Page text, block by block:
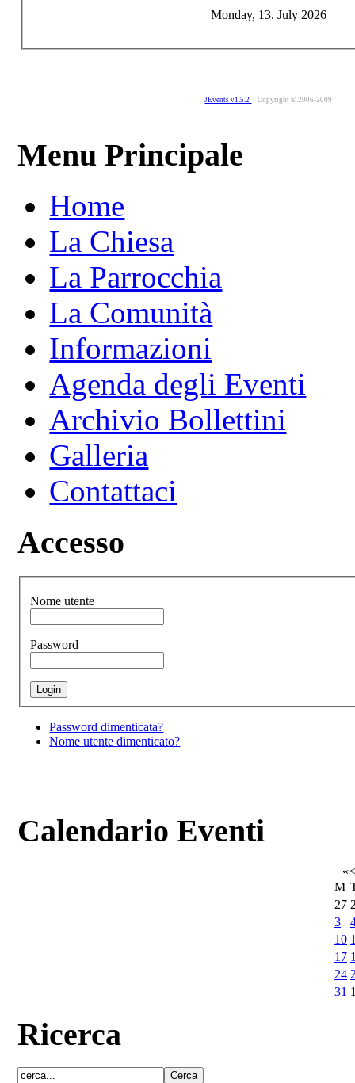
Monday, 13. July 2026
JEvents v1.5.2 Copyright © 2006-2009
Menu Principale
Home
La Chiesa
La Parrocchia
La Comunità
Informazioni
Agenda degli Eventi
Archivio Bollettini
Galleria
Contattaci
Accesso
Nome utente
Password
Password dimenticata?
Nome utente dimenticato?
Calendario Eventi
«<
M
27
3
10
17
24
31
Ricerca